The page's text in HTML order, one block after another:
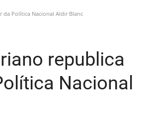
Política Nacional Aldir Blanc
republica
Nacional